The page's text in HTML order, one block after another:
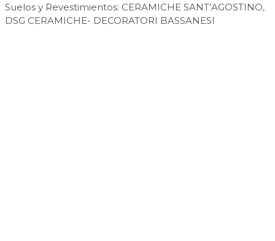
Suelos y Revestimientos: CERAMICHE SANT’AGOSTINO,
DSG CERAMICHE- DECORATORI BASSANESI